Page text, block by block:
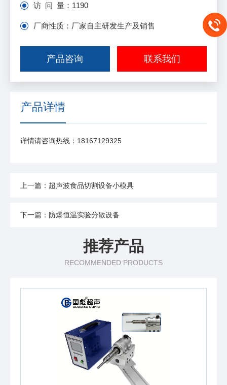
访 问 量： 1190
厂商性质：厂家自主研发生产及销售
产品咨询 联系我们
产品详情
详情请咨询热线：18167129325
上一篇：超声波食品切割设备小模具
下一篇：防爆恒温实验分散设备
推荐产品
RECOMMENDED PRODUCTS